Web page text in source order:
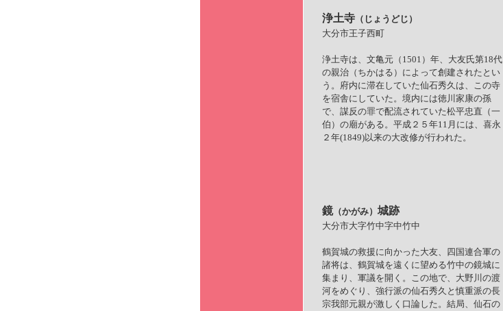
浄土寺 （じょうどじ）
大分市王子西町
浄土寺は、文亀元（1501）年、大友氏第18代
の親治（ちかはる）によって創建されたとい
う。府内に滞在していた仙石秀久は、この寺
を宿舎にしていた。境内には徳川家康の孫
で、謀反の罪で配流されていた松平忠直（一
伯）の廟がある。平成２５年11月には、喜永
２年(1849)以来の大改修が行われた。
鏡（かがみ） 城跡
大分市大字竹中字中竹中
鶴賀城の救援に向かった大友、四国連合軍の
諸将は、鶴賀城を遠くに望める竹中の鏡城に
集まり、軍議を開く。この地で、大野川の渡
河をめぐり、強行派の仙石秀久と慎重派の長
宗我部元親が激しく口論した。結局、仙石の